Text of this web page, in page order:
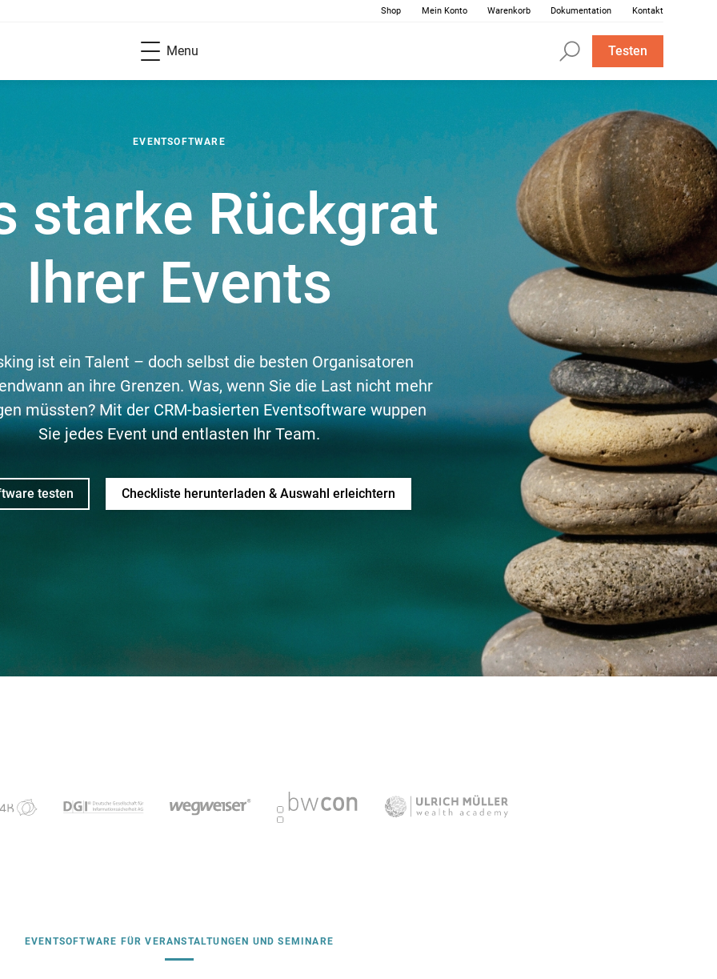
Shop Mein Konto Warenkorb Dokumentation Kontakt
Menu Testen
EVENTSOFTWARE
starke Rückgrat
Ihrer Events
ist ein Talent – doch selbst die besten Organisatoren
an ihre Grenzen. Was, wenn Sie die Last nicht mehr
müssten? Mit der CRM-basierten Eventsoftware wuppen
Sie jedes Event und entlasten Ihr Team.
testen Checkliste herunterladen & Auswahl erleichtern
EVENTSOFTWARE FÜR VERANSTALTUNGEN UND SEMINARE